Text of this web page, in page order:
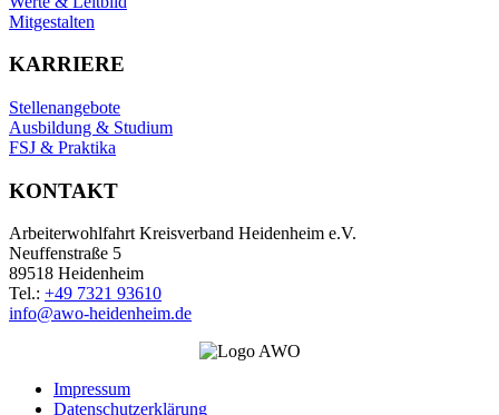
Mitgestalten
KARRIERE
Stellenangebote
Ausbildung & Studium
FSJ & Praktika
KONTAKT
Arbeiterwohlfahrt Kreisverband Heidenheim e.V.
Neuffenstraße 5
89518 Heidenheim
Tel.: +49 7321 93610
info@awo-heidenheim.de
Impressum
Datenschutzerklärung